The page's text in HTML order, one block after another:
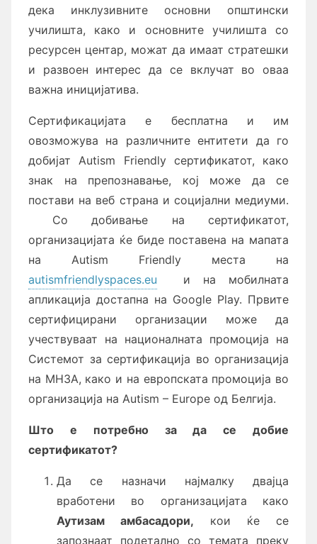
дека инклузивните основни општински
училишта, како и основните училишта со
ресурсен центар, можат да имаат стратешки
и развоен интерес да се вклучат во оваа
важна иницијатива.
Сертификацијата е бесплатна и им
овозможува на различните ентитети да го
добијат Autism Friendly сертификатот, како
знак на препознавање, кој може да се
постави на веб страна и социјални медиуми.
Со добивање на сертификатот,
организацијата ќе биде поставена на мапата
на Autism Friendly места на
autismfriendlyspaces.eu и на мобилната
апликација достапна на Google Play. Првите
сертифицирани организации може да
учествуваат на националната промоција на
Системот за сертификација во организација
на МНЗА, како и на европската промоција во
организација на Autism – Europe од Белгија.
Што е потребно за да се добие
сертификатот?
Да се назначи најмалку двајца
вработени во организацијата како
Аутизам амбасадори, кои ќе се
запознаат подетално со темата преку